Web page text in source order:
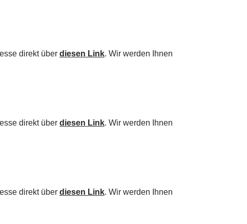
direkt über diesen Link. Wir werden Ihnen
direkt über diesen Link. Wir werden Ihnen
direkt über diesen Link. Wir werden Ihnen